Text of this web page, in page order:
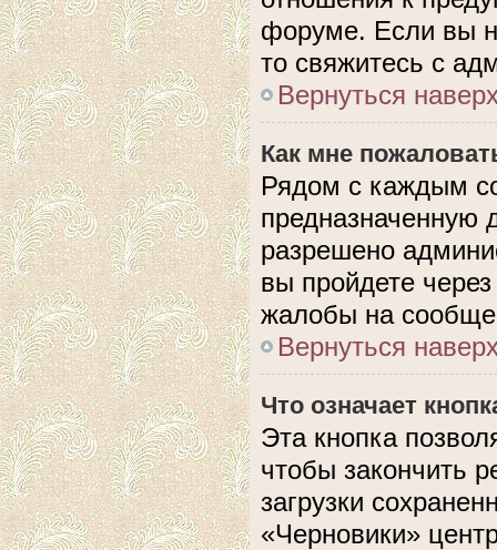
форуме. Если вы
то свяжитесь с
Вернуться
Как мне
Рядом с каждым
предназначенную
разрешено
вы пройдете
жалобы на
Вернуться
Что означает
Эта кнопка
чтобы закончить
загрузки
«Черновики»